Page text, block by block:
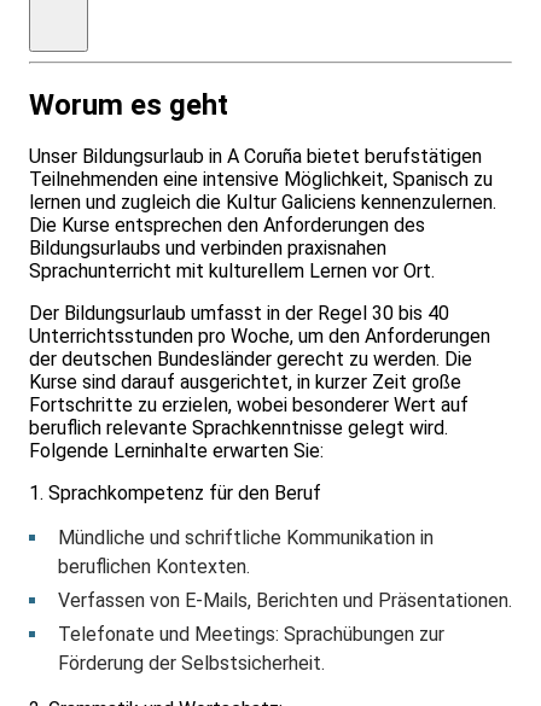
Worum es geht
Unser Bildungsurlaub in A Coruña bietet berufstätigen
Teilnehmenden eine intensive Möglichkeit, Spanisch zu
lernen und zugleich die Kultur Galiciens kennenzulernen.
Die Kurse entsprechen den Anforderungen des
Bildungsurlaubs und verbinden praxisnahen
Sprachunterricht mit kulturellem Lernen vor Ort.
Der Bildungsurlaub umfasst in der Regel 30 bis 40
Unterrichtsstunden pro Woche, um den Anforderungen
der deutschen Bundesländer gerecht zu werden. Die
Kurse sind darauf ausgerichtet, in kurzer Zeit große
Fortschritte zu erzielen, wobei besonderer Wert auf
beruflich relevante Sprachkenntnisse gelegt wird.
Folgende Lerninhalte erwarten Sie:
1. Sprachkompetenz für den Beruf
Mündliche und schriftliche Kommunikation in
beruflichen Kontexten.
Verfassen von E-Mails, Berichten und Präsentationen.
Telefonate und Meetings: Sprachübungen zur
Förderung der Selbstsicherheit.